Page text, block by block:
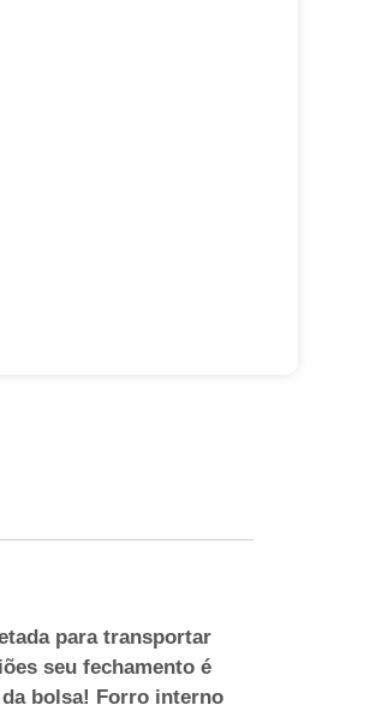
para transportar
seu fechamento é
bolsa! Forro interno